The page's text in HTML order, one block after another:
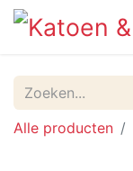
Alle producten